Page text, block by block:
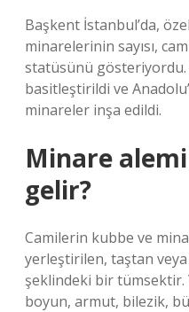
Başkent İstanbul’da,
minarelerinin sayısı,
statüsünü gösteriyordu.
basitleştirildi ve
minareler inşa edildi.
Minare
gelir?
Camilerin kubbe ve
yerleştirilen, taştan veya
şeklindeki bir tümsektir.
boyun, armut, bilezik,